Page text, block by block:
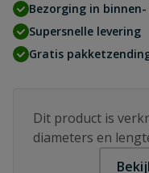
Bezorging in
Supersnelle levering
Gratis
Dit product is
diameters en